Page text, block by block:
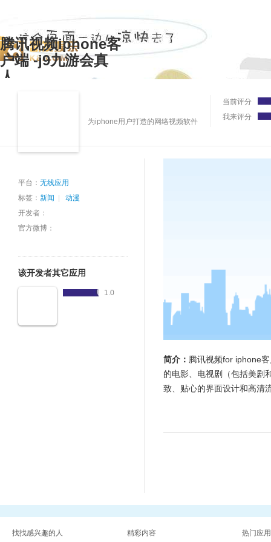
腾讯视频iphone客
户端 -j9九游会真
人
为iphone用户打造的网络视频软件
当前评分
我来评分
平台： 无线应用
标签： 新闻
动漫
开发者：
官方微博：
该开发者其它应用
1.0
简介： 腾讯视频for iphone
的电影、电视剧（包括美剧
致、贴心的界面设计和高清
找找感兴趣的人 精彩内容 热门应用